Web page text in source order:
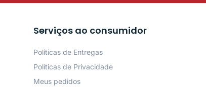
Serviços ao consumidor
Políticas de Entregas
Políticas de Privacidade
Meus pedidos